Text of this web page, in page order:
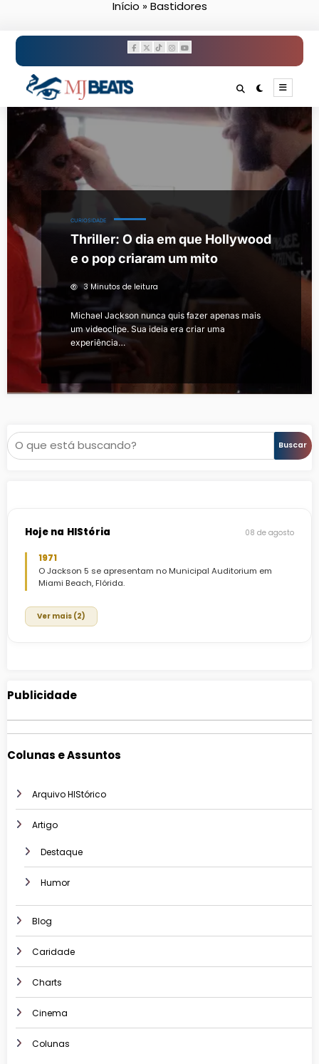
Início »Bastidores
CURIOSIDADE
Thriller: O dia em que Hollywood
e o pop criaram um mito
3 Minutos de leitura
Michael Jackson nunca quis fazer apenas mais
um videoclipe. Sua ideia era criar uma
experiência…
Pesquisar Buscar
Hoje na HIStória 08 de agosto
1971
O Jackson 5 se apresentam no Municipal Auditorium em
Miami Beach, Flórida.
Ver mais (2)
Publicidade
Colunas e Assuntos
Arquivo HIStórico
Artigo
Destaque
Humor
Blog
Caridade
Charts
Cinema
Colunas